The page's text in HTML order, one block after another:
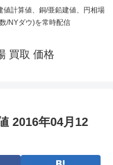
計算値、銅/亜鉛建値、円相場
/NYダウ)を常時配信
買取 価格
2016年04月12